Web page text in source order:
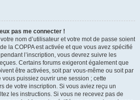
pas me connecter !
nom d’utilisateur et votre mot de passe soient
la COPPA est activée et que vous avez spécifié
l’inscription, vous devrez suivre les
Certains forums exigeront également que
être activées, soit par vous-même ou soit par
puissiez ouvrir une session ; cette
de votre inscription. Si vous aviez reçu un
les instructions. Si vous ne recevez pas de